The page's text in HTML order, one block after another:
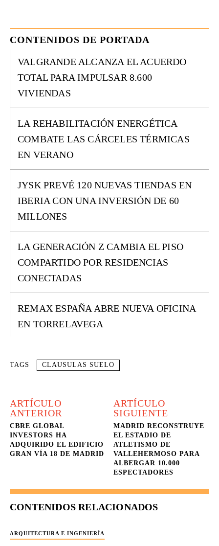
CONTENIDOS DE PORTADA
VALGRANDE ALCANZA EL ACUERDO
TOTAL PARA IMPULSAR 8.600
VIVIENDAS
LA REHABILITACIÓN ENERGÉTICA
COMBATE LAS CÁRCELES TÉRMICAS
EN VERANO
JYSK PREVÉ 120 NUEVAS TIENDAS EN
IBERIA CON UNA INVERSIÓN DE 60
MILLONES
LA GENERACIÓN Z CAMBIA EL PISO
COMPARTIDO POR RESIDENCIAS
CONECTADAS
REMAX ESPAÑA ABRE NUEVA OFICINA
EN TORRELAVEGA
TAGS CLAUSULAS SUELO
ARTÍCULO
ANTERIOR
CBRE GLOBAL
INVESTORS HA
ADQUIRIDO EL EDIFICIO
GRAN VÍA 18 DE MADRID
ARTÍCULO
SIGUIENTE
MADRID RECONSTRUYE
EL ESTADIO DE
ATLETISMO DE
VALLEHERMOSO PARA
ALBERGAR 10.000
ESPECTADORES
CONTENIDOS RELACIONADOS
ARQUITECTURA E INGENIERÍA